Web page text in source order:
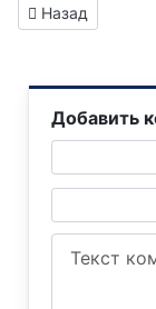
Предыдущий:
Назад
Добавить
Текст